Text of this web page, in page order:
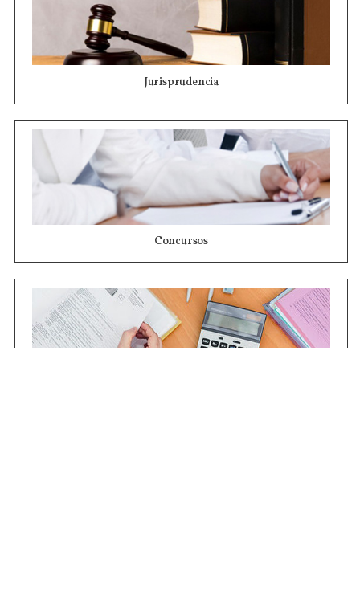
Jurisprudencia
Concursos